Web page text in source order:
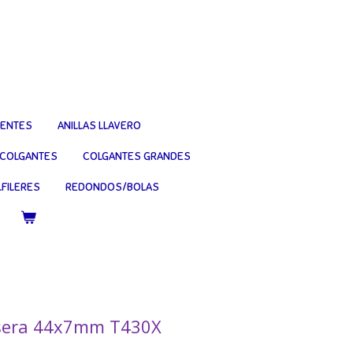
ANILLAS LLAVERO
COLGANTES COLGANTES GRANDES
REDONDOS/BOLAS
44x7mm T430X